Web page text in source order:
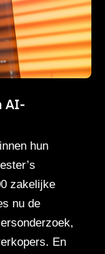
AI-
hun
zakelijke
nu de
En